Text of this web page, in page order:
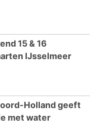
15 & 16
IJsselmeer
Holland geeft
met water